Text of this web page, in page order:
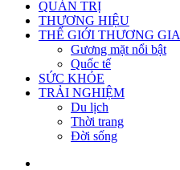
QUẢN TRỊ
THƯƠNG HIỆU
THẾ GIỚI THƯƠNG GIA
Gương mặt nổi bật
Quốc tế
SỨC KHỎE
TRẢI NGHIỆM
Du lịch
Thời trang
Đời sống